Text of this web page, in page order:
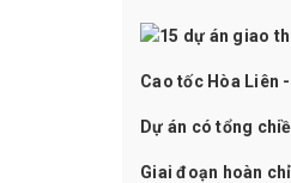
Cao tốc Hòa Liên
Dự án có tổng
Giai đoạn hoàn